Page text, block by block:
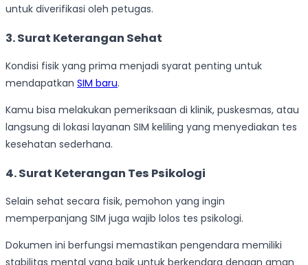
untuk diverifikasi oleh petugas.
3. Surat Keterangan Sehat
Kondisi fisik yang prima menjadi syarat penting untuk
mendapatkan SIM baru.
Kamu bisa melakukan pemeriksaan di klinik, puskesmas, atau
langsung di lokasi layanan SIM keliling yang menyediakan tes
kesehatan sederhana.
4. Surat Keterangan Tes Psikologi
Selain sehat secara fisik, pemohon yang ingin
memperpanjang SIM juga wajib lolos tes psikologi.
Dokumen ini berfungsi memastikan pengendara memiliki
stabilitas mental yang baik untuk berkendara dengan aman